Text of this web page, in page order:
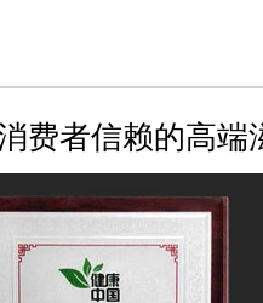
费者信赖的高端